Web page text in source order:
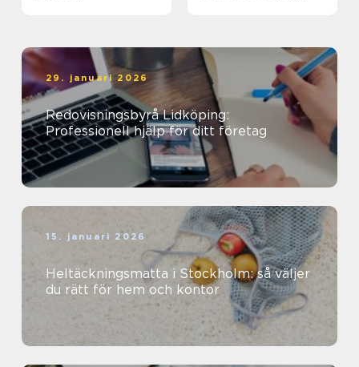
29. januari 2026
Redovisningsbyrå Lidköping:
Professionell hjälp för ditt företag
15. januari 2026
Heltäckningsmatta i Stockholm: så väljer
du rätt för hem och kontor